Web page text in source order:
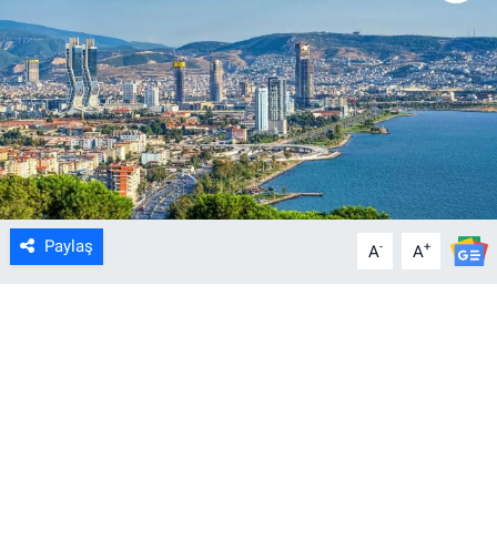
Paylaş A- A+